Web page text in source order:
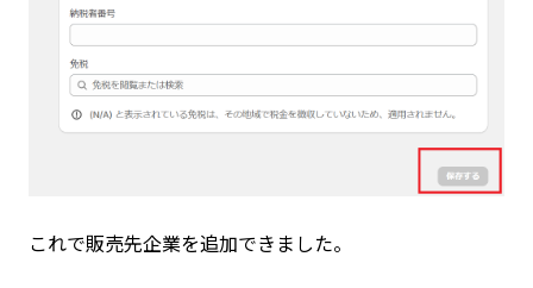
これで販売先企業を追加できました。